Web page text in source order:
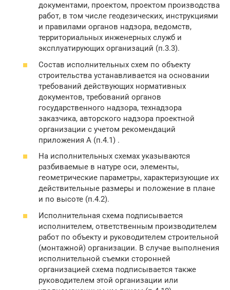
документами, проектом, проектом производства
работ, в том числе геодезических, инструкциями
и правилами органов надзора, ведомств,
территориальных инженерных служб и
эксплуатирующих организаций (п.3.3).
Состав исполнительных схем по объекту
строительства устанавливается на основании
требований действующих нормативных
документов, требований органов
государственного надзора, технадзора
заказчика, авторского надзора проектной
организации с учетом рекомендаций
приложения А (п.4.1) .
На исполнительных схемах указываются
разбиваемые в натуре оси, элементы,
геометрические параметры, характеризующие их
действительные размеры и положение в плане
и по высоте (п.4.2).
Исполнительная схема подписывается
исполнителем, ответственным производителем
работ по объекту и руководителем строительной
(монтажной) организации. В случае выполнения
исполнительной съемки сторонней
организацией схема подписывается также
руководителем этой организации или